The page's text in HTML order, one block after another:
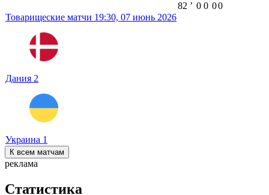
Товарищеские матчи 19:30, 07 июнь 2026
Дания 2
Украина 1
82 ʼ 0 0 00
К всем матчам
реклама
Статистика